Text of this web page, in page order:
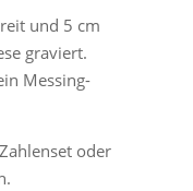
und 5 cm
graviert.
Messing-
oder